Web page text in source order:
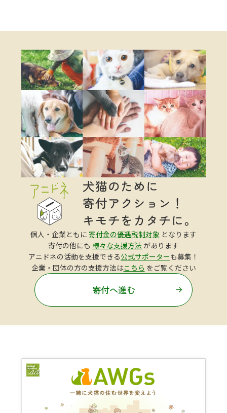
個人・企業ともに 寄付金の優遇税制対象 となります
寄付の他にも 様々な支援方法 があります
アニドネの活動を支援できる公式サポーターも募集！
企業・団体の方の支援方法はこちら をご覧ください
寄付へ進む